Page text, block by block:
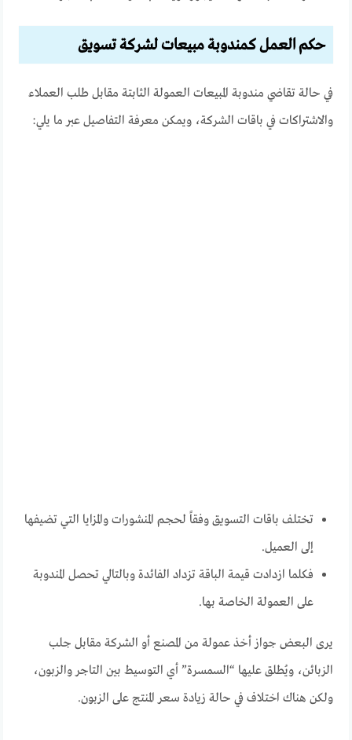
حكم العمل كمندوبة مبيعات لشركة تسويق
في حالة تقاضي مندوبة المبيعات العمولة الثابتة مقابل طلب العملاء
والاشتراكات في باقات الشركة، ويمكن معرفة التفاصيل عبر ما يلي:
تختلف باقات التسويق وفقاً لحجم المنشورات والمزايا التي تضيفها
إلى العميل.
فكلما ازدادت قيمة الباقة تزداد الفائدة وبالتالي تحصل المندوبة
على العمولة الخاصة بها.
يرى البعض جواز أخذ عمولة من المصنع أو الشركة مقابل جلب
الزبائن، ويُطلق عليها “السمسرة” أي التوسيط بين التاجر والزبون،
ولكن هناك اختلاف في حالة زيادة سعر المنتج على الزبون.